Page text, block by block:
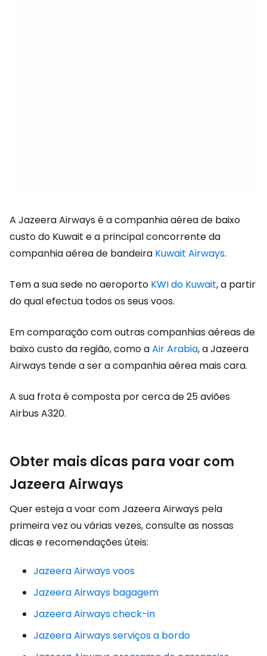
A Jazeera Airways é a companhia aérea de baixo
custo do Kuwait e a principal concorrente da
companhia aérea de bandeira Kuwait Airways.
Tem a sua sede no aeroporto KWI do Kuwait, a partir
do qual efectua todos os seus voos.
Em comparação com outras companhias aéreas de
baixo custo da região, como aAir Arabia, a Jazeera
Airways tende a ser a companhia aérea mais cara.
A sua frota é composta por cerca de 25 aviões
Airbus A320.
Obter mais dicas para voar com
Jazeera Airways
Quer esteja a voar com Jazeera Airways pela
primeira vez ou várias vezes, consulte as nossas
dicas e recomendações úteis:
Jazeera Airways voos
Jazeera Airways bagagem
Jazeera Airways check-in
Jazeera Airways serviços a bordo